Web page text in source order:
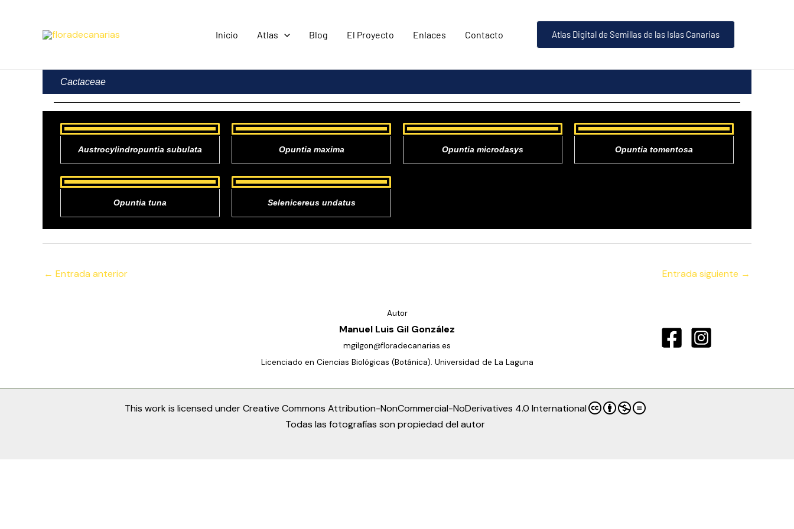
contenido
Inicio Atlas Blog El Proyecto Enlaces Contacto Atlas Digital de Semillas de las Islas Canarias
Cactaceae
Austrocylindropuntia subulata Opuntia maxima Opuntia microdasys Opuntia tomentosa
Opuntia tuna Selenicereus undatus
← Entrada anterior Entrada siguiente →
Autor
Manuel Luis Gil González
mgilgon@floradecanarias.es
Licenciado en Ciencias Biológicas (Botánica). Universidad de La Laguna
This work is licensed underCreative Commons Attribution-NonCommercial-NoDerivatives 4.0 International
Todas las fotografías son propiedad del autor